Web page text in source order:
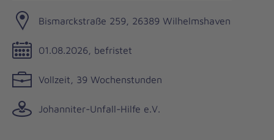
Bismarckstraße 259, 26389 Wilhelmshaven
01.08.2026, befristet
Vollzeit, 39 Wochenstunden
Johanniter-Unfall-Hilfe e.V.